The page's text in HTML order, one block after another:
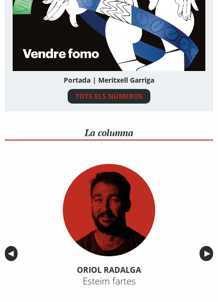
Portada | Meritxell Garriga
TOTS ELS NÚMEROS
La columna
Anterior
◀︎ ▶︎
ORIOL RADALGA
Esteim fartes